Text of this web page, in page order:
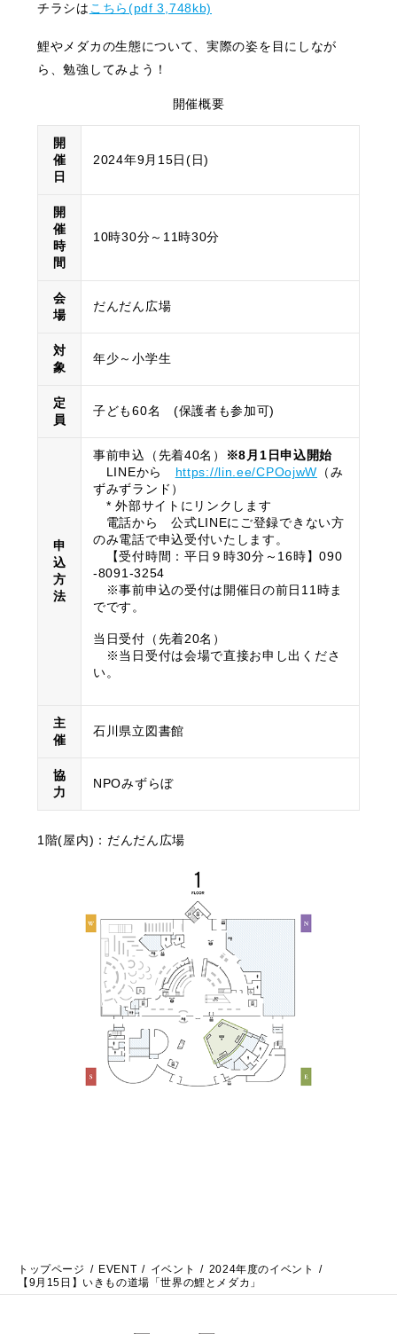
チラシはこちら(pdf 3,748kb)
鯉やメダカの生態について、実際の姿を目にしなが
ら、勉強してみよう！
開催概要
開
催
日
2024年9月15日(日)
開
催
時
間
10時30分～11時30分
会
場
だんだん広場
対
象
年少～小学生
定
員
子ども60名 (保護者も参加可)
申
込
方
法
事前申込（先着40名）
※8月1日申込開始
LINEから https://lin.ee/CPOojwW （み
ずみずランド）
* 外部サイトにリンクします
電話から 公式LINEにご登録できない方
のみ電話で申込受付いたします。
【受付時間：平日９時30分～16時】090
-8091-3254
※事前申込の受付は開催日の前日11時ま
でです。
当日受付（先着20名）
※当日受付は会場で直接お申し出くださ
い。
主
催
石川県立図書館
協
力
NPOみずらぼ
1階(屋内)：だんだん広場
トップページ EVENT イベント
2024年度のイベント
【9月15日】いきもの道場「世界の鯉とメダカ」